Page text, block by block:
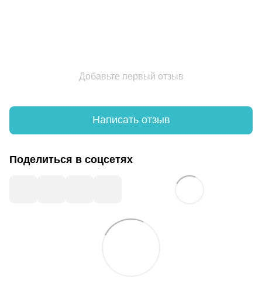
Добавьте первый отзыв
Написать отзыв
Поделиться в соцсетях